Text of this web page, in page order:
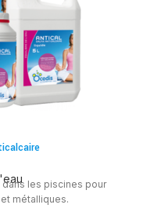
les piscines pour
métalliques.